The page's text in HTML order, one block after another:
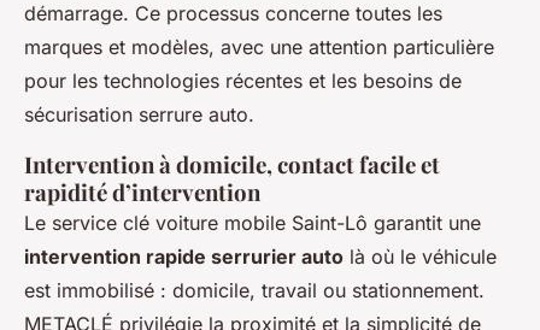
démarrage. Ce processus concerne toutes les
marques et modèles, avec une attention particulière
pour les technologies récentes et les besoins de
sécurisation serrure auto.
Intervention à domicile, contact facile et
rapidité d’intervention
Le service clé voiture mobile Saint-Lô garantit une
intervention rapide serrurier auto là où le véhicule
est immobilisé : domicile, travail ou stationnement.
METACLÉ privilégie la proximité et la simplicité de